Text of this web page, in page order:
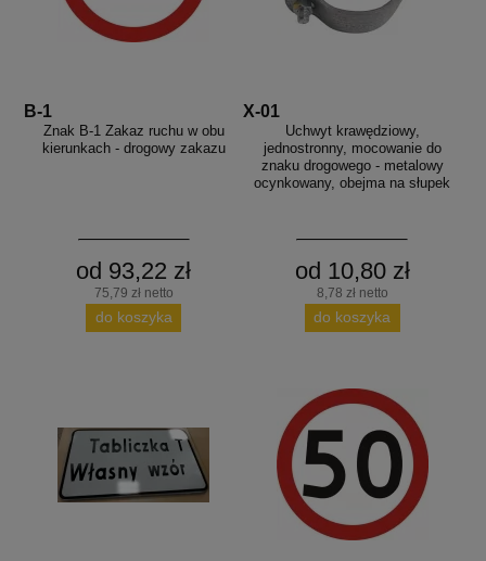
B-1
Znak B-1 Zakaz ruchu w obu
kierunkach - drogowy zakazu
od 93,22 zł
75,79 zł netto
do koszyka
X-01
Uchwyt krawędziowy,
jednostronny, mocowanie do
znaku drogowego - metalowy
ocynkowany, obejma na słupek
od 10,80 zł
8,78 zł netto
do koszyka